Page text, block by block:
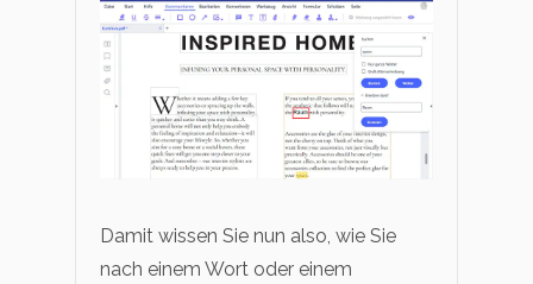
Damit wissen Sie nun also, wie Sie
nach einem Wort oder einem